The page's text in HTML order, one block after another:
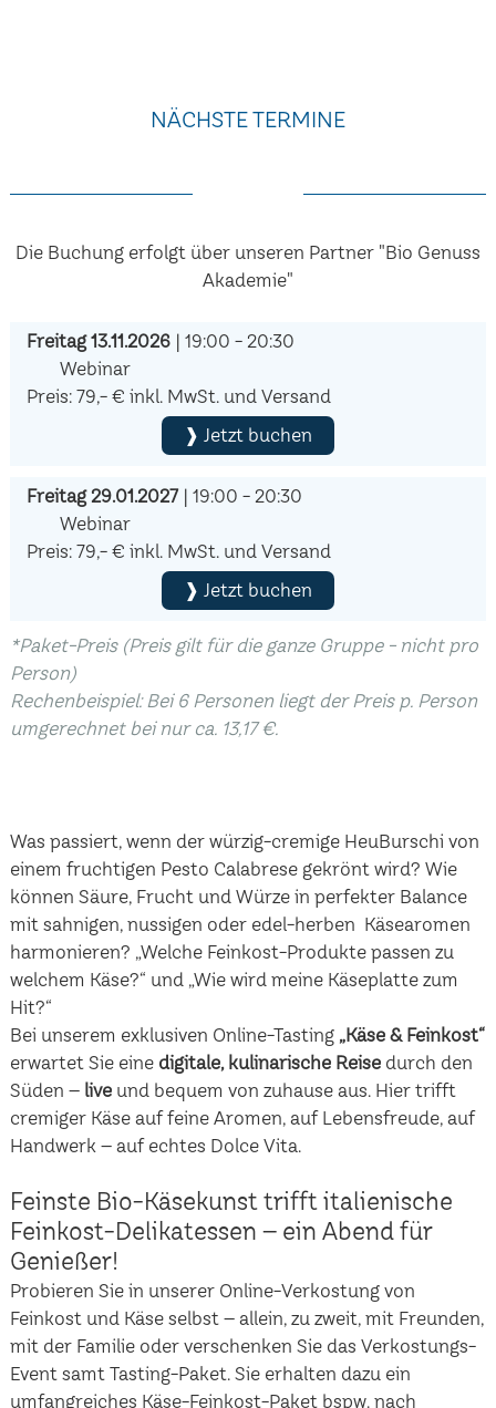
NÄCHSTE TERMINE
Die Buchung erfolgt über unseren Partner "Bio Genuss
Akademie"
Freitag 13.11.2026| 19:00 - 20:30
Webinar
Preis: 79,- € inkl. MwSt. und Versand
❱ Jetzt buchen
Freitag 29.01.2027| 19:00 - 20:30
Webinar
Preis: 79,- € inkl. MwSt. und Versand
❱ Jetzt buchen
*Paket-Preis (Preis gilt für die ganze Gruppe - nicht pro
Person)
Rechenbeispiel: Bei 6 Personen liegt der Preis p. Person
umgerechnet bei nur ca. 13,17 €.
Was passiert, wenn der würzig-cremige HeuBurschi von
einem fruchtigen Pesto Calabrese gekrönt wird? Wie
können Säure, Frucht und Würze in perfekter Balance
mit sahnigen, nussigen oder edel-herben Käsearomen
harmonieren? „Welche Feinkost-Produkte passen zu
welchem Käse?“ und „Wie wird meine Käseplatte zum
Hit?“
Bei unserem exklusiven Online-Tasting „Käse & Feinkost“
erwartet Sie eine digitale, kulinarische Reisedurch den
Süden – live und bequem von zuhause aus. Hier trifft
cremiger Käse auf feine Aromen, auf Lebensfreude, auf
Handwerk – auf echtes Dolce Vita.
Feinste Bio-Käsekunst trifft italienische
Feinkost-Delikatessen – ein Abend für
Genießer!
Probieren Sie in unserer Online-Verkostung von
Feinkost und Käse selbst – allein, zu zweit, mit Freunden,
mit der Familie oder verschenken Sie das Verkostungs-
Event samt Tasting-Paket. Sie erhalten dazu ein
umfangreiches Käse-Feinkost-Paket bspw. nach